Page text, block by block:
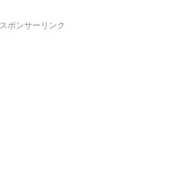
スポンサーリンク